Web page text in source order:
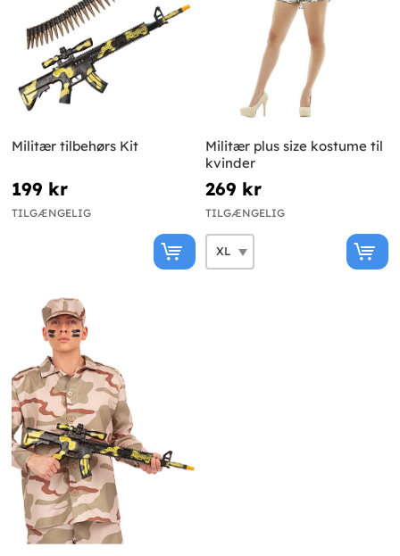
Militær tilbehørs Kit
199 kr
TILGÆNGELIG
Militær plus size kostume til
kvinder
269 kr
TILGÆNGELIG